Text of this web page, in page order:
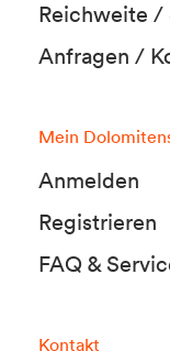
Reichweite /
Anfragen /
Mein
Anmelden
Registrieren
FAQ &
Kontakt